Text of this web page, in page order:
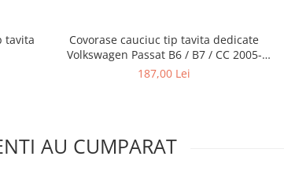
tavita
Covorase cauciuc tip tavita dedicate
Volkswagen Passat B6 / B7 / CC 2005-
11.2016
187,00 Lei
AU CUMPARAT